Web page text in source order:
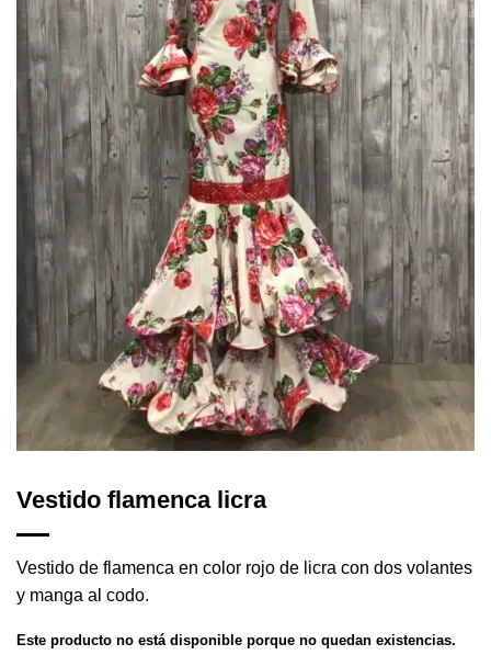
Vestido flamenca licra
Vestido de flamenca en color rojo de licra con dos volantes
y manga al codo.
Este producto no está disponible porque no quedan existencias.